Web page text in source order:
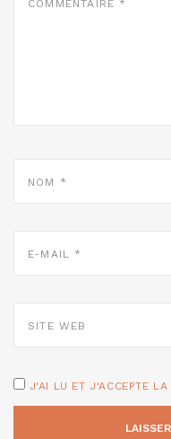
MAIL
WEB
J'AI LU ET J'ACCEPTE LA